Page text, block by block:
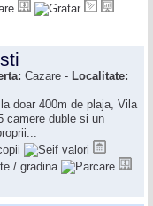
Cazare - Localitate:
doar 400m de plaja, Vila
camere duble si un